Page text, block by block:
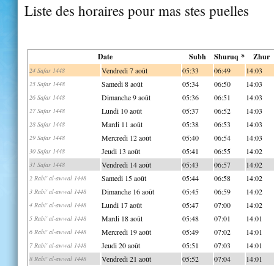
Liste des horaires pour mas stes puelles
Date Subh Shuruq * Zhur
24 Safar 1448 Vendredi 7 août 05:33 06:49 14:03
25 Safar 1448 Samedi 8 août 05:34 06:50 14:03
26 Safar 1448 Dimanche 9 août 05:36 06:51 14:03
27 Safar 1448 Lundi 10 août 05:37 06:52 14:03
28 Safar 1448 Mardi 11 août 05:38 06:53 14:03
29 Safar 1448 Mercredi 12 août 05:40 06:54 14:03
30 Safar 1448 Jeudi 13 août 05:41 06:55 14:02
31 Safar 1448 Vendredi 14 août 05:43 06:57 14:02
2 Rabi' al-awwal 1448 Samedi 15 août 05:44 06:58 14:02
3 Rabi' al-awwal 1448 Dimanche 16 août 05:45 06:59 14:02
4 Rabi' al-awwal 1448 Lundi 17 août 05:47 07:00 14:02
5 Rabi' al-awwal 1448 Mardi 18 août 05:48 07:01 14:01
6 Rabi' al-awwal 1448 Mercredi 19 août 05:49 07:02 14:01
7 Rabi' al-awwal 1448 Jeudi 20 août 05:51 07:03 14:01
8 Rabi' al-awwal 1448 Vendredi 21 août 05:52 07:04 14:01